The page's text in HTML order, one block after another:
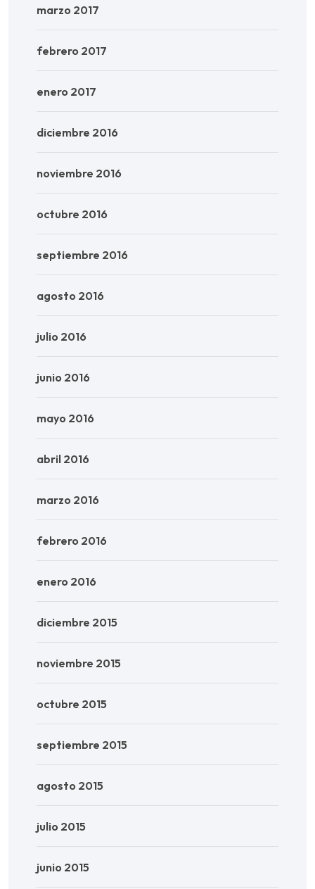
marzo 2017
febrero 2017
enero 2017
diciembre 2016
noviembre 2016
octubre 2016
septiembre 2016
agosto 2016
julio 2016
junio 2016
mayo 2016
abril 2016
marzo 2016
febrero 2016
enero 2016
diciembre 2015
noviembre 2015
octubre 2015
septiembre 2015
agosto 2015
julio 2015
junio 2015